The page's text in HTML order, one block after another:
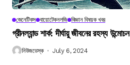
জেনেটিকস বায়োটেকনলজি বিজ্ঞান বিষয়ক খবর
গ্রীনল্যান্ড শার্ক: দীর্ঘায়ু জীবনের রহস্য উন্মোচন
নিউজডেস্ক July 6, 2024